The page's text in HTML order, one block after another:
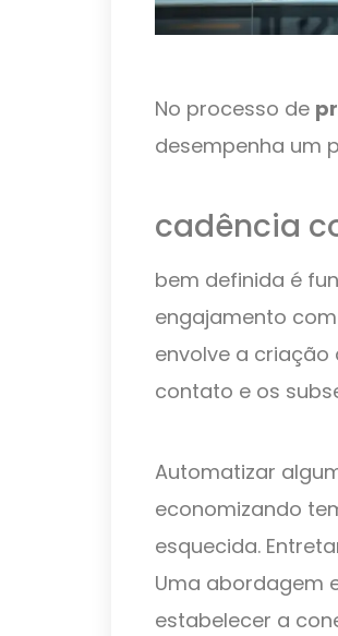
No processo de
desempenha um
cadência
bem definida é
engajamento
envolve a
contato e os
Automatizar
economizando
esquecida.
Uma abordagem
estabelecer a